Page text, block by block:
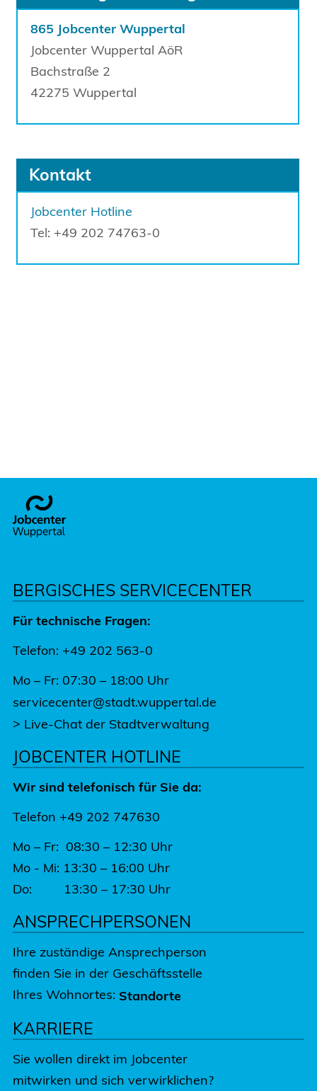
865 Jobcenter Wuppertal
Jobcenter Wuppertal AöR
Bachstraße 2
42275 Wuppertal
Kontakt
Jobcenter Hotline
Tel: +49 202 74763-0
Footer
BERGISCHES SERVICECENTER
Für technische Fragen:
Telefon: +49 202 563-0
Mo – Fr: 07:30 – 18:00 Uhr
servicecenter@stadt.wuppertal.de
> Live-Chat der Stadtverwaltung
JOBCENTER HOTLINE
Wir sind telefonisch für Sie da:
Telefon +49 202 747630
Mo – Fr: 08:30 – 12:30 Uhr
Mo - Mi: 13:30 – 16:00 Uhr
Do: 13:30 – 17:30 Uhr
ANSPRECHPERSONEN
Ihre zuständige Ansprechperson
finden Sie in der Geschäftsstelle
Ihres Wohnortes: Standorte
KARRIERE
Sie wollen direkt im Jobcenter
mitwirken und sich verwirklichen?